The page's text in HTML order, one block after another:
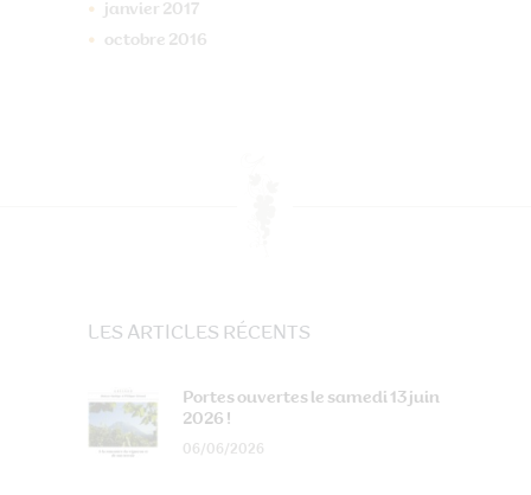
janvier 2017
octobre 2016
LES ARTICLES RÉCENTS
Portes ouvertes le samedi 13 juin
2026 !
06/06/2026